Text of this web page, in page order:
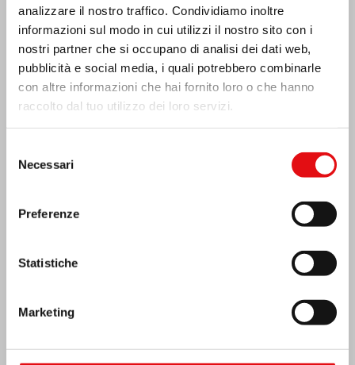
analizzare il nostro traffico. Condividiamo inoltre
informazioni sul modo in cui utilizzi il nostro sito con i
nostri partner che si occupano di analisi dei dati web,
pubblicità e social media, i quali potrebbero combinarle
con altre informazioni che hai fornito loro o che hanno
raccolto dal tuo utilizzo dei loro servizi.
delNecessari
Preferenze
Statistiche
Marketing
India: Benedizione e inaugurazione del